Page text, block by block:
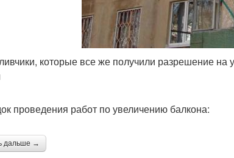
которые все же получили разрешение
проведения работ по увеличению балкона:
дальше →